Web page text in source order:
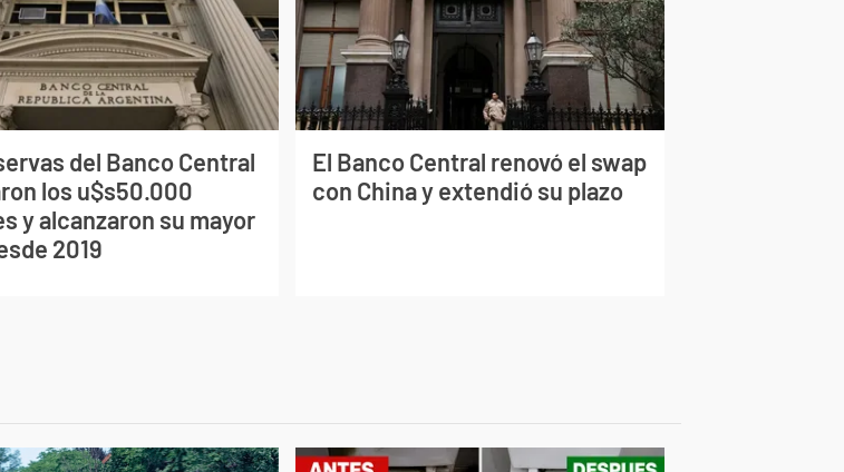
del Banco Central
los u$s50.000
y alcanzaron su mayor
2019
El Banco Central renovó el swap
con China y extendió su plazo